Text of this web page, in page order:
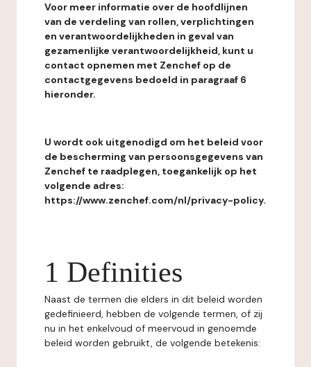
Voor meer informatie over de hoofdlijnen
van de verdeling van rollen, verplichtingen
en verantwoordelijkheden in geval van
gezamenlijke verantwoordelijkheid, kunt u
contact opnemen met Zenchef op de
contactgegevens bedoeld in paragraaf 6
hieronder.
U wordt ook uitgenodigd om het beleid voor
de bescherming van persoonsgegevens van
Zenchef te raadplegen, toegankelijk op het
volgende adres:
https://www.zenchef.com/nl/privacy-policy.
1 Definities
Naast de termen die elders in dit beleid worden
gedefinieerd, hebben de volgende termen, of zij
nu in het enkelvoud of meervoud in genoemde
beleid worden gebruikt, de volgende betekenis: